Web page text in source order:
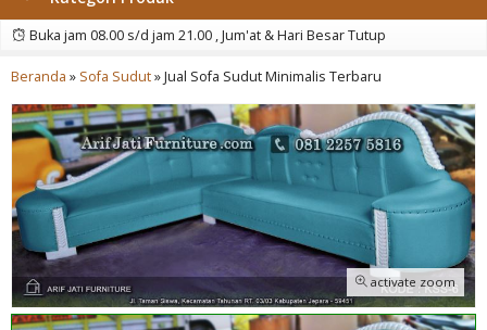
Buka jam 08.00 s/d jam 21.00 , Jum'at & Hari Besar Tutup
Beranda » Sofa Sudut»Jual Sofa Sudut Minimalis Terbaru
activate zoom